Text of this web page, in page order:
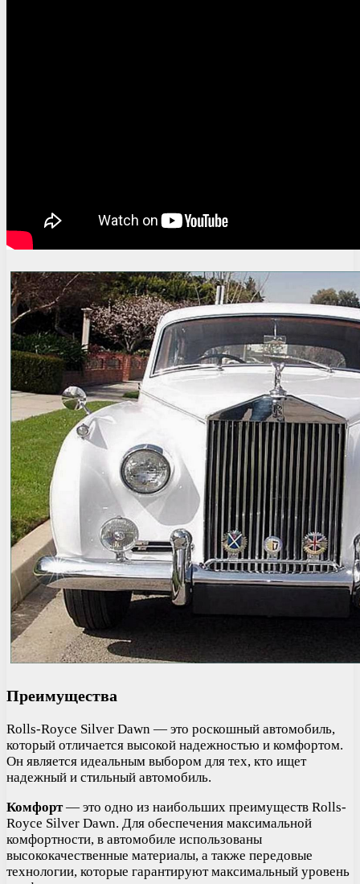
Преимущества
Rolls-Royce Silver Dawn — это роскошный автомобиль,
который отличается высокой надежностью и комфортом.
Он является идеальным выбором для тех, кто ищет
надежный и стильный автомобиль.
Комфорт— это одно из наибольших преимуществ Rolls-
Royce Silver Dawn. Для обеспечения максимальной
комфортности, в автомобиле использованы
высококачественные материалы, а также передовые
технологии, которые гарантируют максимальный уровень